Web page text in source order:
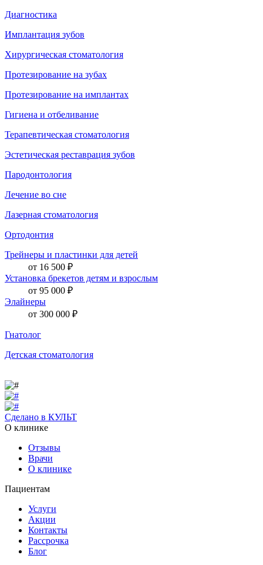
Диагностика
Имплантация зубов
Хирургическая стоматология
Протезирование на зубах
Протезирование на имплантах
Гигиена и отбеливание
Терапевтическая стоматология
Эстетическая реставрация зубов
Пародонтология
Лечение во сне
Лазерная стоматология
Ортодонтия
Трейнеры и пластинки для детей
от 16 500 ₽
Установка брекетов детям и взрослым
от 95 000 ₽
Элайнеры
от 300 000 ₽
Гнатолог
Детская стоматология
Сделано в КУЛЬТ
О клинике
Отзывы
Врачи
О клинике
Пациентам
Услуги
Акции
Контакты
Рассрочка
Блог